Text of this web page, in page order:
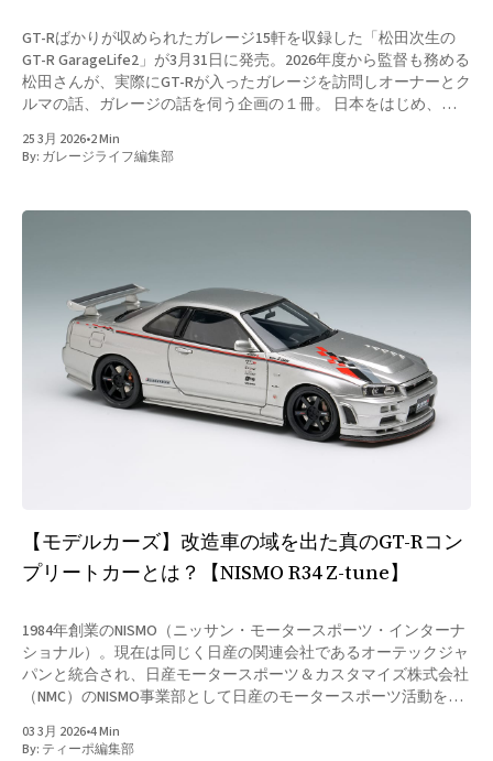
GT-Rばかりが収められたガレージ15軒を収録した「松田次生の
GT-R GarageLife2」が3月31日に発売。2026年度から監督も務める
松田さんが、実際にGT-Rが入ったガレージを訪問しオーナーとク
ルマの話、ガレージの話を伺う企画の１冊。 日本をはじめ、台
湾、タイ王国のGT-Rのガレージを収録。そしてSUPER GT2025の
レースシーンもお届け。 スペシャル対談としてMINI GT、日下エ
しめる内容の濃い１冊をお届けする。 Amazon.co.jp: 松田次生の
Ｋ) : ガレージライフ編集部: 本このブランドからこの著者から
25 3月 2026•2 Min
By: ガレージライフ編集部
【モデルカーズ】改造車の域を出た真のGT-Rコン
プリートカーとは？【NISMO R34 Z-tune】
1984年創業のNISMO（ニッサン・モータースポーツ・インターナ
ショナル）。現在は同じく日産の関連会社であるオーテックジャ
パンと統合され、日産モータースポーツ＆カスタマイズ株式会社
（NMC）のNISMO事業部として日産のモータースポーツ活動を支
える他、日産車のカタログ・グレードであるNISMOロードカーの
プロデュースも行っている。 そんなNISMOだが、当初は日産のワ
03 3月 2026•4 Min
By: ティーポ編集部